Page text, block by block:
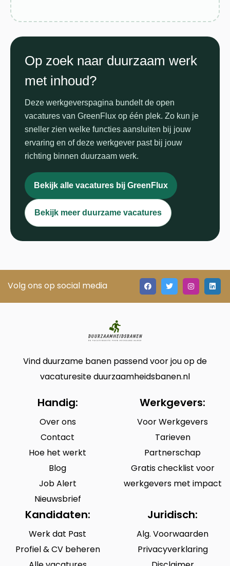
Op zoek naar duurzaam werk
met inhoud?
Deze werkgeverspagina bundelt de open
vacatures van GreenFlux op één plek. Zo kun je
sneller zien welke functies aansluiten bij jouw
ervaring en of deze werkgever past bij jouw
richting binnen duurzaam werk.
Bekijk alle vacatures bij GreenFlux
Bekijk meer duurzame vacatures
Volg ons op social media
Vind duurzame banen passend voor jou op de
vacaturesite duurzaamheidsbanen.nl
Handig:
Over ons
Contact
Hoe het werkt
Blog
Job Alert
Nieuwsbrief
Werkgevers:
Voor Werkgevers
Tarieven
Partnerschap
Gratis checklist voor
werkgevers met impact
Kandidaten:
Werk dat Past
Profiel & CV beheren
Juridisch:
Alg. Voorwaarden
Privacyverklaring